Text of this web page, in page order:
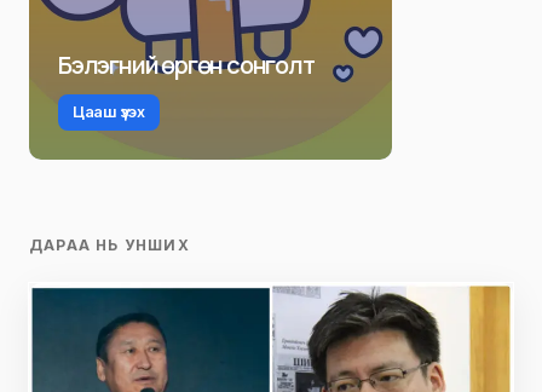
Бэлэгний өргөн сонголт
Цааш үзэх
ДАРАА НЬ УНШИХ